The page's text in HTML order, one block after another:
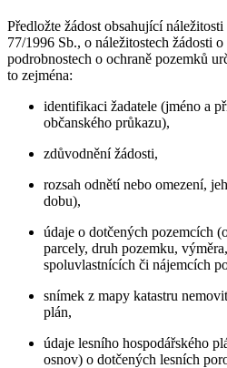
Předložte žádost obsahující
77/1996 Sb., o náležitostech žádosti
podrobnostech o ochraně pozemků
to zejména:
identifikaci žadatele (jméno a
občanského průkazu),
zdůvodnění žádosti,
rozsah odnětí nebo omezení,
dobu),
údaje o dotčených pozemcích
parcely, druh pozemku,
spoluvlastnících či nájemcích
snímek z mapy katastru
plán,
údaje lesního hospodářského
osnov) o dotčených lesních